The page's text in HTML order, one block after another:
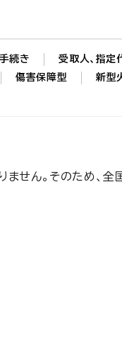
続き
受取人、指定
傷害保障型 新型